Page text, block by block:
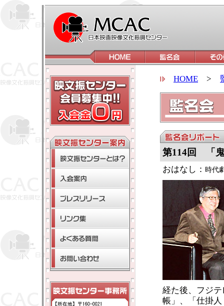
HOME >
第114回 「
おはなし： 時代
経た後、フジ
帳」、「仕掛